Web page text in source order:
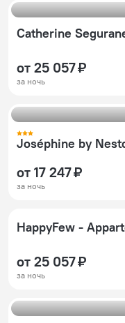
Catherine
от 25 057 ₽
за ночь
Joséphine by
от 17 247 ₽
за ночь
HappyFew -
от 25 057 ₽
за ночь